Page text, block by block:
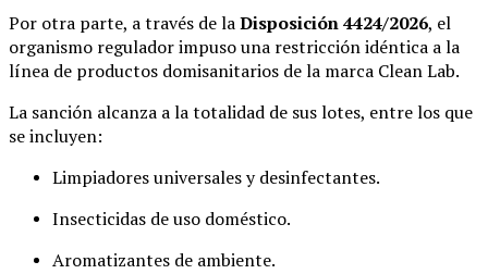
Por otra parte, a través de laDisposición 4424/2026, el
organismo regulador impuso una restricción idéntica a la
línea de productos domisanitarios de la marca Clean Lab.
La sanción alcanza a la totalidad de sus lotes, entre los que
se incluyen:
Limpiadores universales y desinfectantes.
Insecticidas de uso doméstico.
Aromatizantes de ambiente.